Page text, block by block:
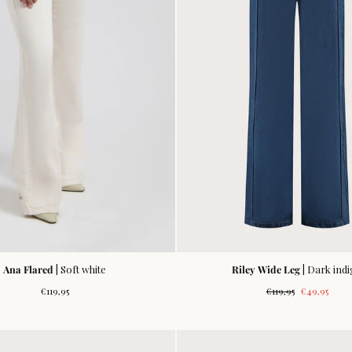
Ana Flared | Soft white
Normale
€119,95
Riley Wide Leg | Dark
Normale
€119,95 €49,95